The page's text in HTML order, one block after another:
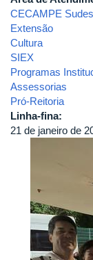
CECAMPE
Extensão
Cultura
SIEX
Programas
Assessorias
Pró-Reitoria
Linha-fina:
21 de janeiro de